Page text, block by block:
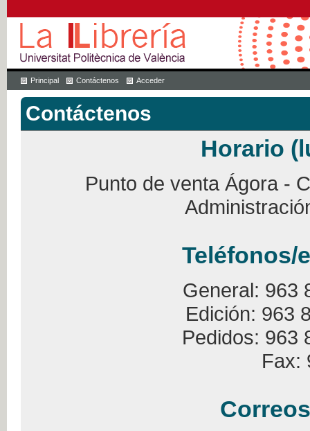
Principal Contáctenos Acceder
Contáctenos
Horario
Punto de venta Ágora -
Teléfonos/
General: 963
Edición: 963
Pedidos: 963
Fax: